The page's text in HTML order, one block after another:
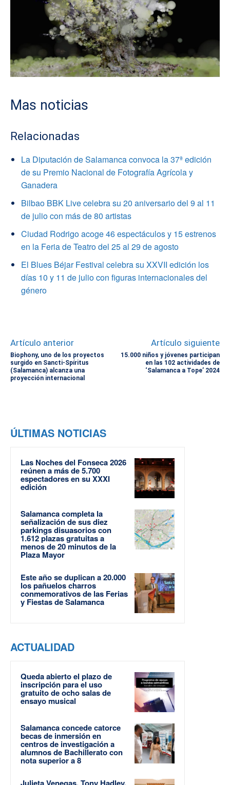
Mas noticias
Relacionadas
La Diputación de Salamanca convoca la 37ª edición
de su Premio Nacional de Fotografía Agrícola y
Ganadera
Bilbao BBK Live celebra su 20 aniversario del 9 al 11
de julio con más de 80 artistas
Ciudad Rodrigo acoge 46 espectáculos y 15 estrenos
en la Feria de Teatro del 25 al 29 de agosto
El Blues Béjar Festival celebra su XXVII edición los
días 10 y 11 de julio con figuras internacionales del
género
Artículo anterior
Biophony, uno de los proyectos
surgido en Sancti-Spíritus
(Salamanca) alcanza una
proyección internacional
Artículo siguiente
15.000 niños y jóvenes participan
en las 102 actividades de
‘Salamanca a Tope’ 2024
ÚLTIMAS NOTICIAS
Las Noches del Fonseca 2026
reúnen a más de 5.700
espectadores en su XXXI
edición
Salamanca completa la
señalización de sus diez
parkings disuasorios con
1.612 plazas gratuitas a
menos de 20 minutos de la
Plaza Mayor
Este año se duplican a 20.000
los pañuelos charros
conmemorativos de las Ferias
y Fiestas de Salamanca
ACTUALIDAD
Queda abierto el plazo de
inscripción para el uso
gratuito de ocho salas de
ensayo musical
Salamanca concede catorce
becas de inmersión en
centros de investigación a
alumnos de Bachillerato con
nota superior a 8